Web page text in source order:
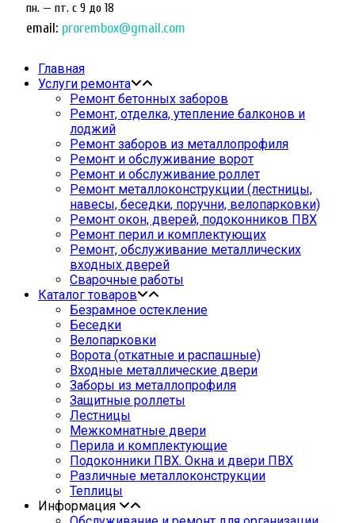
пн. — пт. c 9 до 18
email: prorembox@gmail.com
Главная
Услуги ремонта
Ремонт бетонных заборов
Ремонт, отделка, утепление балконов и
лоджий
Ремонт заборов из металлопрофиля
Ремонт и обслуживание ворот
Ремонт и обслуживание роллет
Ремонт металлоконструкции (лестницы,
навесы, беседки, поручни, велопарковки)
Ремонт окон, дверей, подоконников ПВХ
Ремонт перил и комплектующих
Ремонт, обслуживание металлических
входных дверей
Сварочные работы
Каталог товаров
Безрамное остекление
Беседки
Велопарковки
Ворота (откатные и распашные)
Входные металлические двери
Заборы из металлопрофиля
Защитные роллеты
Лестницы
Межкомнатные двери
Перила и комплектующие
Подоконники ПВХ. Окна и двери ПВХ
Различные металлоконструкции
Теплицы
Информация